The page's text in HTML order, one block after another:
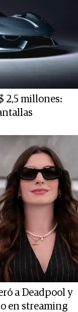
2,5 millones:
a Deadpool y
en streaming